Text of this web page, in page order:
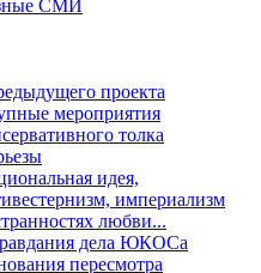
СМИ
проекта
мероприятия
толка
идея,
империализм
любви...
дела ЮКОСа
пересмотра